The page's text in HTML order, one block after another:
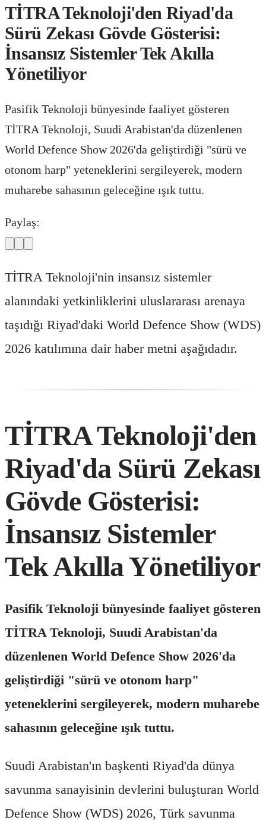
TİTRA Teknoloji'den Riyad'da
Sürü Zekası Gövde Gösterisi:
İnsansız Sistemler Tek Akılla
Yönetiliyor
Pasifik Teknoloji bünyesinde faaliyet gösteren
TİTRA Teknoloji, Suudi Arabistan'da düzenlenen
World Defence Show 2026'da geliştirdiği "sürü ve
otonom harp" yeteneklerini sergileyerek, modern
muharebe sahasının geleceğine ışık tuttu.
Paylaş:
TİTRA Teknoloji'nin insansız sistemler
alanındaki yetkinliklerini uluslararası arenaya
taşıdığı Riyad'daki World Defence Show (WDS)
2026 katılımına dair haber metni aşağıdadır.
TİTRA Teknoloji'den
Riyad'da Sürü Zekası
Gövde Gösterisi:
İnsansız Sistemler
Tek Akılla Yönetiliyor
Pasifik Teknoloji bünyesinde faaliyet gösteren
TİTRA Teknoloji, Suudi Arabistan'da
düzenlenen World Defence Show 2026'da
geliştirdiği "sürü ve otonom harp"
yeteneklerini sergileyerek, modern muharebe
sahasının geleceğine ışık tuttu.
Suudi Arabistan'ın başkenti Riyad'da dünya
savunma sanayisinin devlerini buluşturan World
Defence Show (WDS) 2026, Türk savunma